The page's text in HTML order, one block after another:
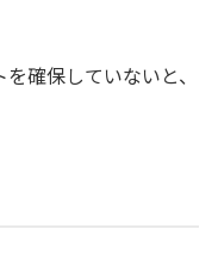
確保していないと、